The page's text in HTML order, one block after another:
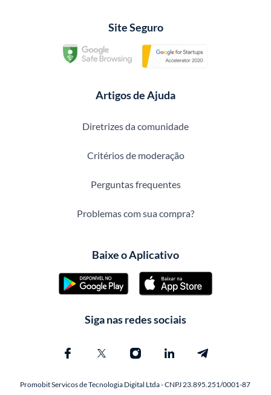
Site Seguro
Artigos de Ajuda
Diretrizes da comunidade
Critérios de moderação
Perguntas frequentes
Problemas com sua compra?
Baixe o Aplicativo
Siga nas redes sociais
Promobit Servicos de Tecnologia Digital Ltda - CNPJ 23.895.251/0001-87